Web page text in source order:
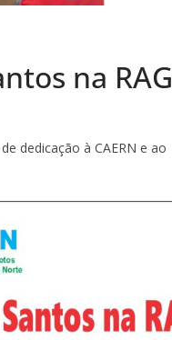
na RAG
dedicação à CAERN e ao